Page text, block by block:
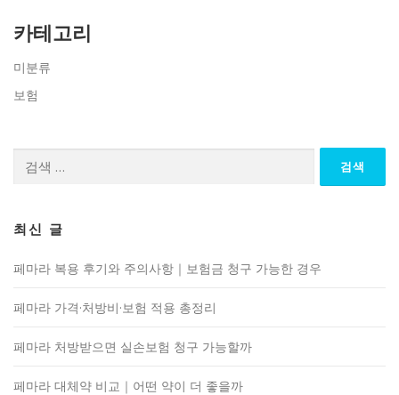
카테고리
미분류
보험
최신 글
페마라 복용 후기와 주의사항｜보험금 청구 가능한 경우
페마라 가격·처방비·보험 적용 총정리
페마라 처방받으면 실손보험 청구 가능할까
페마라 대체약 비교｜어떤 약이 더 좋을까